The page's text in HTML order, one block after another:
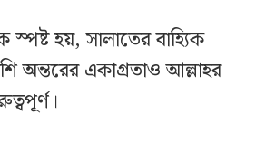
হয়, সালাতের বাহ্যিক
অন্তরের একাগ্রতাও আল্লাহর